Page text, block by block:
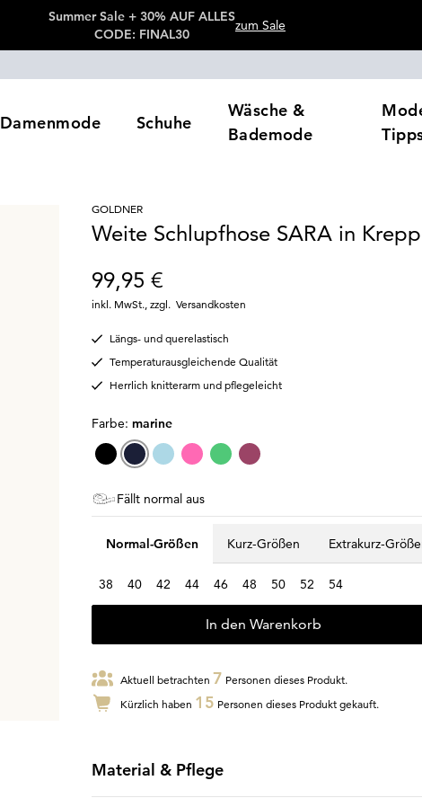
Summer Sale + 30% AUF ALLES
CODE: FINAL30
zum Sale
Damenmode Schuhe
Wäsche &
Bademode
GOLDNER
Weite Schlupfhose SARA in
99,95 €
inkl. MwSt., zzgl. Versandkosten
Längs- und querelastisch
Temperaturausgleichende Qualität
Herrlich knitterarm und pflegeleicht
Farbe: marine
Fällt normal aus
Normal-Größen Kurz-Größen Extrakurz-
38 40 42 44 46 48 50 52 54
In den Warenkorb
Aktuell betrachten 7 Personen dieses Produkt.
Kürzlich haben 15 Personen dieses Produkt gekauft.
Material & Pflege